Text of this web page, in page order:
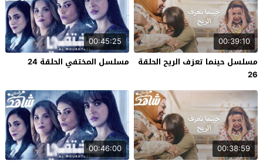
00:39:10
مسلسل حينما تعزف الريح الحلقة
26
00:45:25
مسلسل المختفي الحلقة 24
00:38:59
00:46:00